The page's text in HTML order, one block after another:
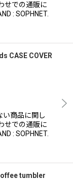
せでの通販に
: SOPHNET.
CASE COVER
い商品に関し
せでの通販に
: SOPHNET.
tumbler